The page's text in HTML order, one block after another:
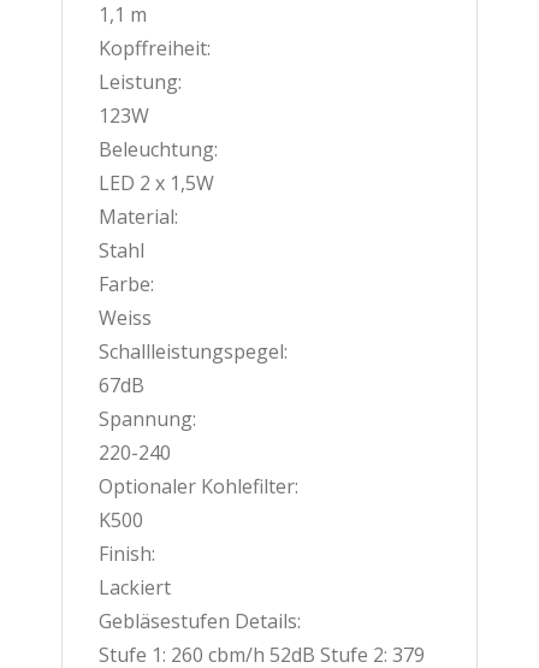
1,1 m
Kopffreiheit:
Leistung:
123W
Beleuchtung:
LED 2 x 1,5W
Material:
Stahl
Farbe:
Weiss
Schallleistungspegel:
67dB
Spannung:
220-240
Optionaler Kohlefilter:
K500
Finish:
Lackiert
Gebläsestufen Details:
Stufe 1: 260 cbm/h 52dB Stufe 2: 379